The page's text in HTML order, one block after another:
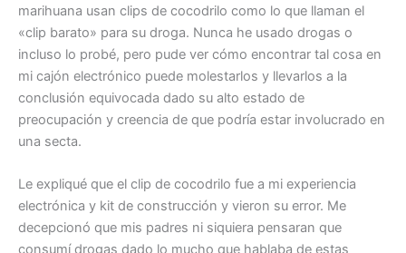
marihuana usan clips de cocodrilo como lo que llaman el
«clip barato» para su droga. Nunca he usado drogas o
incluso lo probé, pero pude ver cómo encontrar tal cosa en
mi cajón electrónico puede molestarlos y llevarlos a la
conclusión equivocada dado su alto estado de
preocupación y creencia de que podría estar involucrado en
una secta.
Le expliqué que el clip de cocodrilo fue a mi experiencia
electrónica y kit de construcción y vieron su error. Me
decepcionó que mis padres ni siquiera pensaran que
consumí drogas dado lo mucho que hablaba de estas